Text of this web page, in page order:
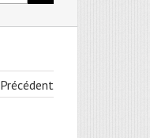
Précédent